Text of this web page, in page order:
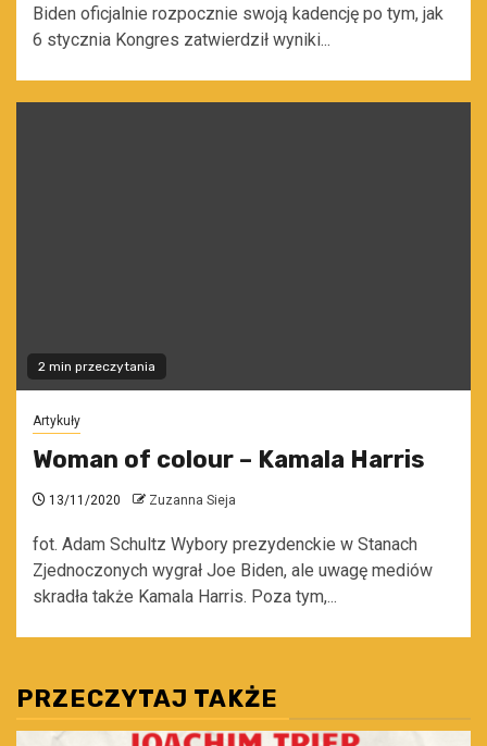
Biden oficjalnie rozpocznie swoją kadencję po tym, jak
6 stycznia Kongres zatwierdził wyniki...
2 min przeczytania
Artykuły
Woman of colour – Kamala Harris
13/11/2020 Zuzanna Sieja
fot. Adam Schultz Wybory prezydenckie w Stanach
Zjednoczonych wygrał Joe Biden, ale uwagę mediów
skradła także Kamala Harris. Poza tym,...
PRZECZYTAJ TAKŻE